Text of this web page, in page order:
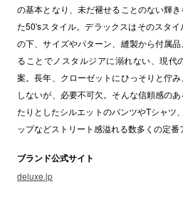
の基本となり、未だ褪せることのない輝
た50'sスタイル。デラックスはそのスタ
の下、サイズやパターン、縫製から付属
ることでノスタルジアに溺れない、現代
案。長年、クローゼットにひっそりと佇
しないが、必要不可欠。そんな信頼感の
たりとしたシルエットのパンツやTシャツ
ップなどストリート感溢れる数多くの定番
ブランド公式サイト
deluxe.jp